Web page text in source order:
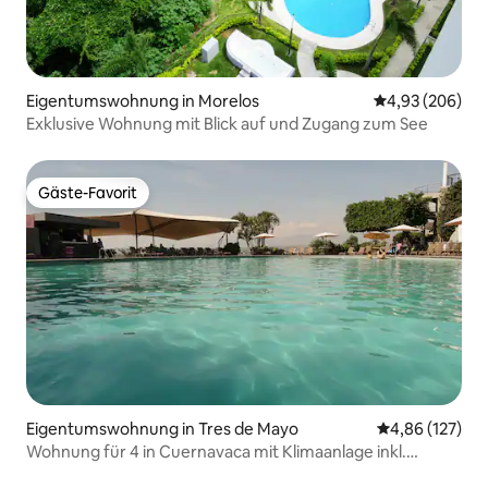
Eigentumswohnung in Morelos
4,93 (206)
Exklusive Wohnung mit Blick auf und Zugang zum See
Gäste-Favorit
Gäste-Favorit
Eigentumswohnung in Tres de Mayo
4,86 (127)
Wohnung für 4 in Cuernavaca mit Klimaanlage inkl.